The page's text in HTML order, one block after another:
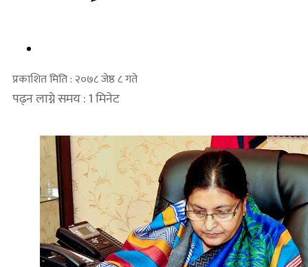
प्रकाशित मिति : २०७८ जेष्ठ ८ गते
पढ्न लाग्ने समय : 1 मिनेट